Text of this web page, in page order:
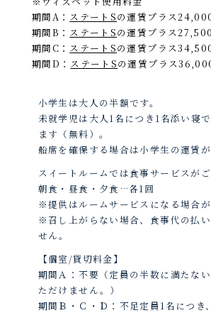
期間A： ステートSの運賃プラス
期間B： ステートSの運賃プラス
期間C： ステートSの運賃プラス
期間D： ステートSの運賃プラス
小学生は大人の半額です。
未就学児は大人1名につき1名添い寝
ます（無料）。
船席を確保する場合は小学生の運賃が
スイートルームでは食事サービスがご
朝食・昼食・夕食…各1回
※提供はルームサービスになる場合が
※召し上がらない場合、食事代の払
せん。
【個室/貸切料金】
期間Ａ：不要（定員の半数に満たな
ただけません。）
期間Ｂ・Ｃ・Ｄ：不足定員1名につき